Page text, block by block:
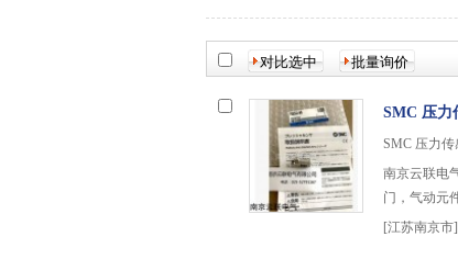
SMC 压力
SMC 压力传
南京云联电
门，气动元
[江苏南京市]